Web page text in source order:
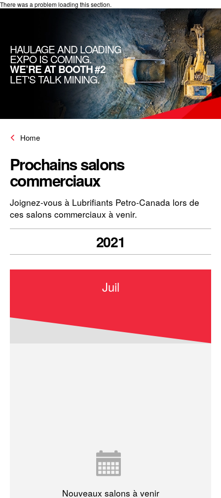
There was a problem loading this section.
HAULAGE AND LOADING
EXPO IS COMING.
WE’RE AT BOOTH #2
LET'S TALK MINING.
Home
Salons commerciaux
Prochains salons
commerciaux
Joignez-vous à Lubrifiants Petro-Canada lors de
ces salons commerciaux à venir.
2021
Juil
Nouveaux salons à venir